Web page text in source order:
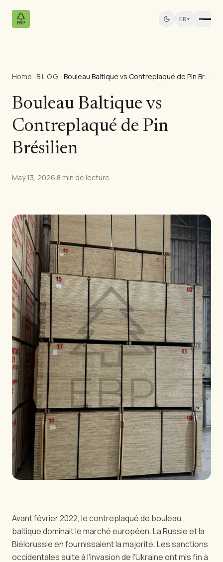
FR ▾
Produits
Tous les Produits
Panneaux Bois Massif
Panneaux MDF
Bois Scié
Portes
PAR RÉGION
🇺🇸États-Unis
🇪🇺Union Européenne
🇬🇧Royaume-Uni
🇨🇦 Canada
🇦🇪Moyen-Orient
🇦🇺 Australie
🇵🇱 Pologne
Outils
Calculateur Charge Contreplaqué
Comparer les grades
Home ›BLOG › Bouleau Baltique vs Contreplaqué de Pin Brésilien
Bouleau Baltique vs
Contreplaqué de Pin
Brésilien
May 13, 2026·8 min de lecture
Avant février 2022, le contreplaqué de bouleau
baltique dominait le marché européen. La Russie et la
Biélorussie en fournissaient la majorité. Les sanctions
occidentales suite à l'invasion de l'Ukraine ont mis fin à